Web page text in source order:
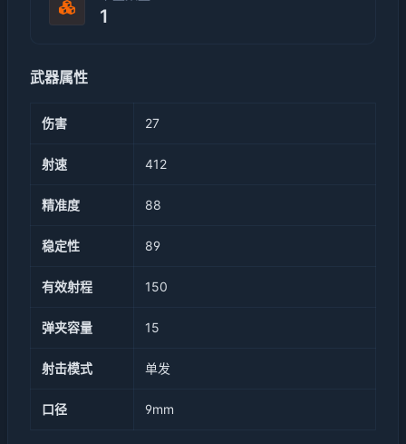
1
武器属性
伤害 27
射速 412
精准度 88
稳定性 89
有效射程 150
弹夹容量 15
射击模式 单发
口径 9mm